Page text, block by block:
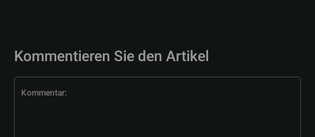
Kommentieren Sie den Artikel